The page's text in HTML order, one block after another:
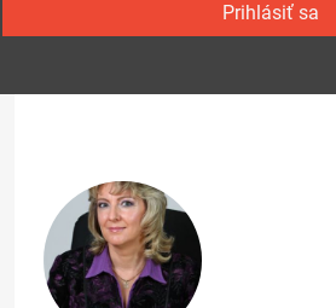
Prihlásiť sa